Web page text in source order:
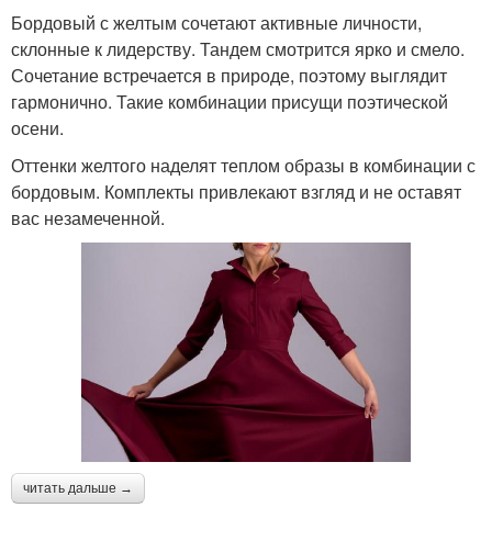
Бордовый с желтым сочетают активные личности,
склонные к лидерству. Тандем смотрится ярко и смело.
Сочетание встречается в природе, поэтому выглядит
гармонично. Такие комбинации присущи поэтической
осени.
Оттенки желтого наделят теплом образы в комбинации с
бордовым. Комплекты привлекают взгляд и не оставят
вас незамеченной.
читать дальше →